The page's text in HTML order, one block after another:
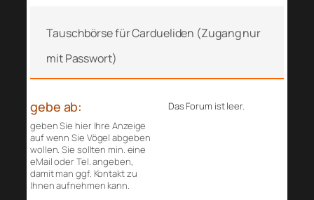
Tauschbörse für Cardueliden (Zugang nur
mit Passwort)
gebe ab:
geben Sie hier Ihre Anzeige
auf wenn Sie Vögel abgeben
wollen. Sie sollten min. eine
eMail oder Tel. angeben,
damit man ggf. Kontakt zu
Ihnen aufnehmen kann.
Das Forum ist leer.